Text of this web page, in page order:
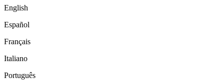
English
Español
Français
Italiano
Português